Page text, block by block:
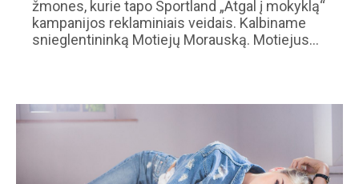
žmones, kurie tapo Sportland „Atgal į mokyklą“
kampanijos reklaminiais veidais. Kalbiname
snieglentininką Motiejų Morauską. Motiejus…